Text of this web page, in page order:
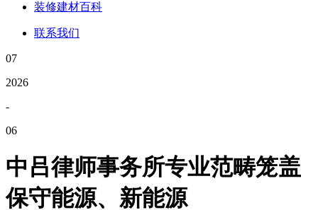
装修建材百科
联系我们
07
2026
-
06
中吕律师事务所专业范畴笼盖
保守能源、新能源